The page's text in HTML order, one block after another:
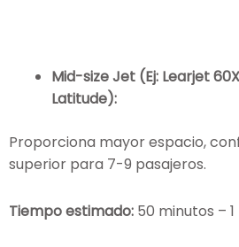
Mid-size Jet (Ej: Learjet
Latitude):
Proporciona mayor espacio,
superior para 7-9 pasajeros.
Tiempo estimado: 50 minutos –